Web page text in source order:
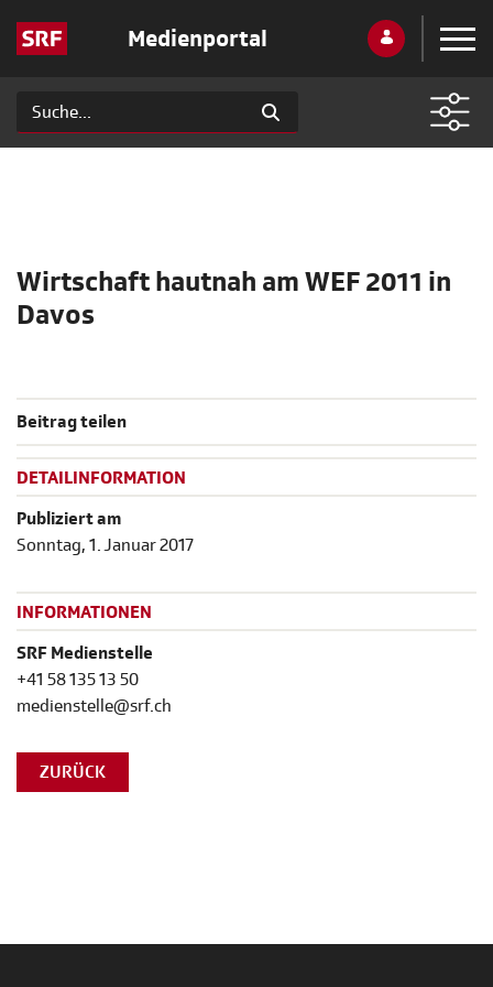
Medienportal
Wirtschaft hautnah am WEF 2011 in
Davos
Beitrag teilen
DETAILINFORMATION
Publiziert am
Sonntag, 1. Januar 2017
INFORMATIONEN
SRF Medienstelle
+41 58 135 13 50
medienstelle@srf.ch
ZURÜCK